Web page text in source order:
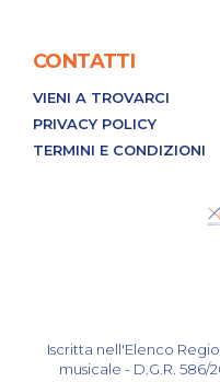
CONTATTI
VIENI A TROVARCI
PRIVACY POLICY
TERMINI E CONDIZIONI
Iscritta nell'Elenco
musicale - D.G.R.